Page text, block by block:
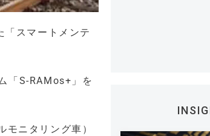
「スマートメンテ
「S-RAMos+」を
モニタリング車）